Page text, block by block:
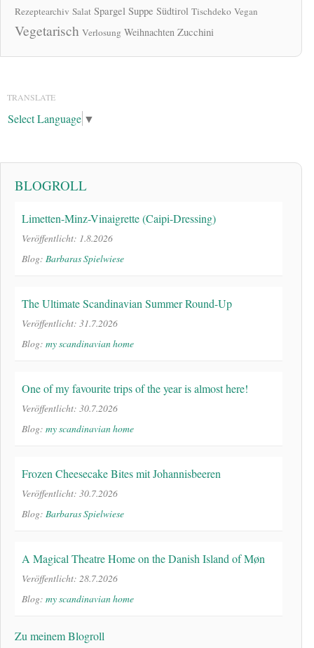
Rezeptearchiv Salat Spargel Suppe Südtirol Tischdeko Vegan
Vegetarisch Verlosung Weihnachten Zucchini
TRANSLATE
Select Language ▼
BLOGROLL
Limetten-Minz-Vinaigrette (Caipi-Dressing)
Veröffentlicht: 1.8.2026
Blog: Barbaras Spielwiese
The Ultimate Scandinavian Summer Round-Up
Veröffentlicht: 31.7.2026
Blog: my scandinavian home
One of my favourite trips of the year is almost here!
Veröffentlicht: 30.7.2026
Blog: my scandinavian home
Frozen Cheesecake Bites mit Johannisbeeren
Veröffentlicht: 30.7.2026
Blog: Barbaras Spielwiese
A Magical Theatre Home on the Danish Island of Møn
Veröffentlicht: 28.7.2026
Blog: my scandinavian home
Zu meinem Blogroll